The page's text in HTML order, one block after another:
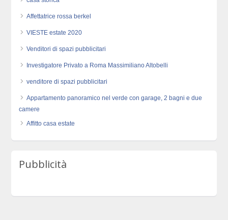
Affettatrice rossa berkel
VIESTE estate 2020
Venditori di spazi pubblicitari
Investigatore Privato a Roma Massimiliano Altobelli
venditore di spazi pubblicitari
Appartamento panoramico nel verde con garage, 2 bagni e due
camere
Affitto casa estate
Pubblicità